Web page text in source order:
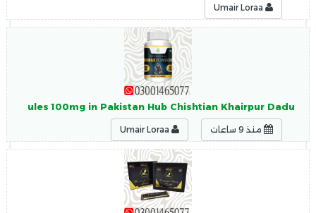
100mg in Pakistan Hub Chishtian Khairpur Dadu
منذ 9 ساعات